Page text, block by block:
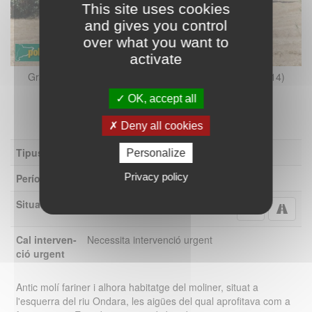
Granyanella - Molí de Fosses (Foto: Albert Esteves, 2014)
Tipus
Període
Segle XVIII
Situació
Cal interven-
ció urgent
Necessita intervenció urgent
Antic molí fariner i alhora habitatge del moliner, situat a
l'esquerra del riu Ondara, les aigües del qual aprofitava com a
This site uses cookies
and gives you control
over what you want to
activate
OK, accept all
Deny all cookies
Personalize
Privacy policy